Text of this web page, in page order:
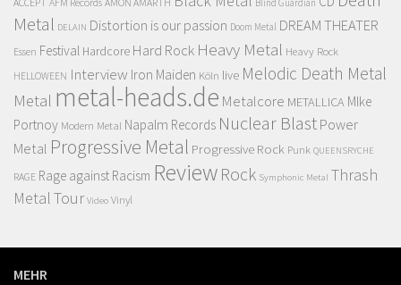
Blind Guardian
Metal DELAIN Distortion is our passion Doom Metal DREAM THEATER
Essen Festival Hardcore Hard Rock Heavy Metal Heavy Rock
HELLOWEEN Interview Iron Maiden Köln live Melodic Death Metal
Metal metal-heads.de Metalcore METALLICA MIke
Portnoy Modern Metal Napalm Records Nuclear Blast Power
Metal Progressive Metal Progressive Rock Punk QUEENSRYCHE
RAGE Rage against Racism Review Rock Symphonic Metal Thrash
MetalTour Video Vinyl
MEHR